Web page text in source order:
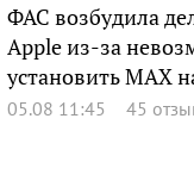
ФАС возбудила
Apple из-за
установить MAX
05.08 11:45 45